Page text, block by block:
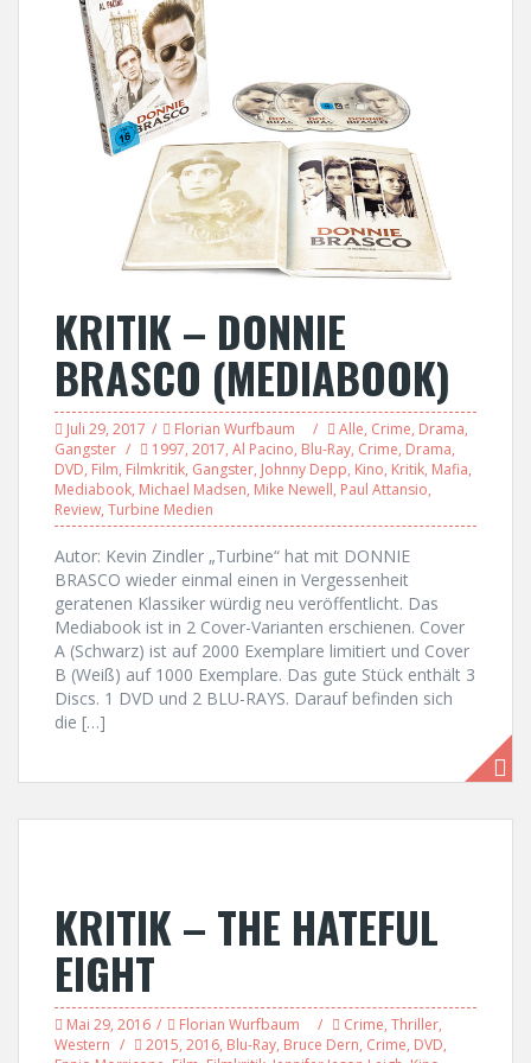
KRITIK – DONNIE
BRASCO (MEDIABOOK)
Juli 29, 2017 Florian Wurfbaum Alle, Crime, Drama,
Gangster
1997, 2017, Al Pacino, Blu-Ray, Crime, Drama,
DVD, Film, Filmkritik, Gangster, Johnny Depp, Kino, Kritik, Mafia,
Mediabook, Michael Madsen, Mike Newell, Paul Attansio,
Review, Turbine Medien
Autor: Kevin Zindler „Turbine“ hat mit DONNIE
BRASCO wieder einmal einen in Vergessenheit
geratenen Klassiker würdig neu veröffentlicht. Das
Mediabook ist in 2 Cover-Varianten erschienen. Cover
A (Schwarz) ist auf 2000 Exemplare limitiert und Cover
B (Weiß) auf 1000 Exemplare. Das gute Stück enthält 3
Discs. 1 DVD und 2 BLU-RAYS. Darauf befinden sich
die […]
KRITIK – THE HATEFUL
EIGHT
Mai 29, 2016 Florian Wurfbaum Crime, Thriller,
Western
2015, 2016, Blu-Ray, Bruce Dern, Crime, DVD,